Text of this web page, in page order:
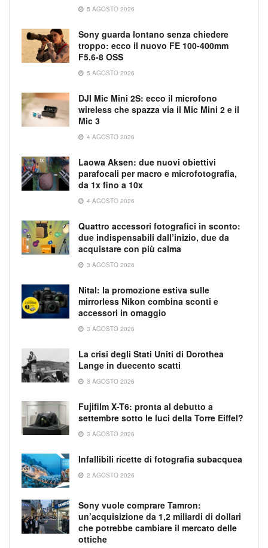
5 AGOSTO 2026
Sony guarda lontano senza chiedere
troppo: ecco il nuovo FE 100-400mm
F5.6-8 OSS
5 AGOSTO 2026
DJI Mic Mini 2S: ecco il microfono
wireless che spazza via il Mic Mini 2 e il
Mic 3
4 AGOSTO 2026
Laowa Aksen: due nuovi obiettivi
parafocali per macro e microfotografia,
da 1x fino a 10x
4 AGOSTO 2026
Quattro accessori fotografici in sconto:
due indispensabili dall’inizio, due da
acquistare con più calma
3 AGOSTO 2026
Nital: la promozione estiva sulle
mirrorless Nikon combina sconti e
accessori in omaggio
3 AGOSTO 2026
La crisi degli Stati Uniti di Dorothea
Lange in duecento scatti
3 AGOSTO 2026
Fujifilm X-T6: pronta al debutto a
settembre sotto le luci della Torre Eiffel?
3 AGOSTO 2026
Infallibili ricette di fotografia subacquea
2 AGOSTO 2026
Sony vuole comprare Tamron:
un’acquisizione da 1,2 miliardi di dollari
che potrebbe cambiare il mercato delle
ottiche